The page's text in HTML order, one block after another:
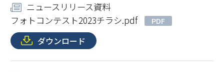
ニュースリリース資料
フォトコンテスト2023チラシ.pdf
PDF
ダウンロード